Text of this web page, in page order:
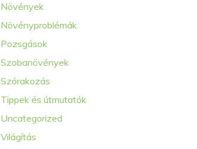
Növények
Növényproblémák
Pozsgások
Szobanövények
Szórakozás
Tippek és útmutatók
Uncategorized
Világítás